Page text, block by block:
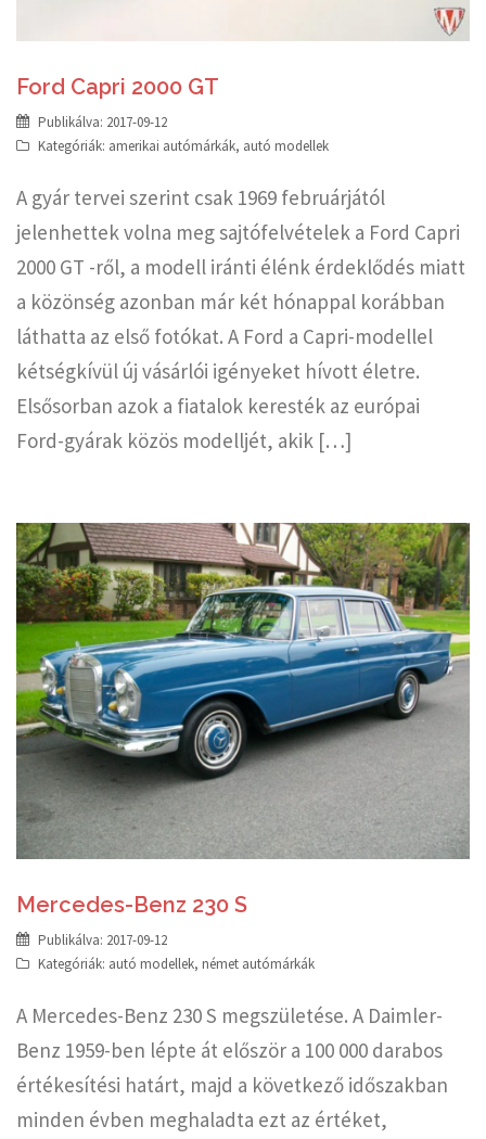
Ford Capri 2000 GT
Publikálva: 2017-09-12
Kategóriák: amerikai autómárkák, autó modellek
A gyár tervei szerint csak 1969 februárjától
jelenhettek volna meg sajtófelvételek a Ford Capri
2000 GT -ről, a modell iránti élénk érdeklődés miatt
a közönség azonban már két hónappal korábban
láthatta az első fotókat. A Ford a Capri-modellel
kétségkívül új vásárlói igényeket hívott életre.
Elsősorban azok a fiatalok keresték az európai
Ford-gyárak közös modelljét, akik […]
Mercedes-Benz 230 S
Publikálva: 2017-09-12
Kategóriák: autó modellek, német autómárkák
A Mercedes-Benz 230 S megszületése. A Daimler-
Benz 1959-ben lépte át először a 100 000 darabos
értékesítési határt, majd a következő időszakban
minden évben meghaladta ezt az értéket,